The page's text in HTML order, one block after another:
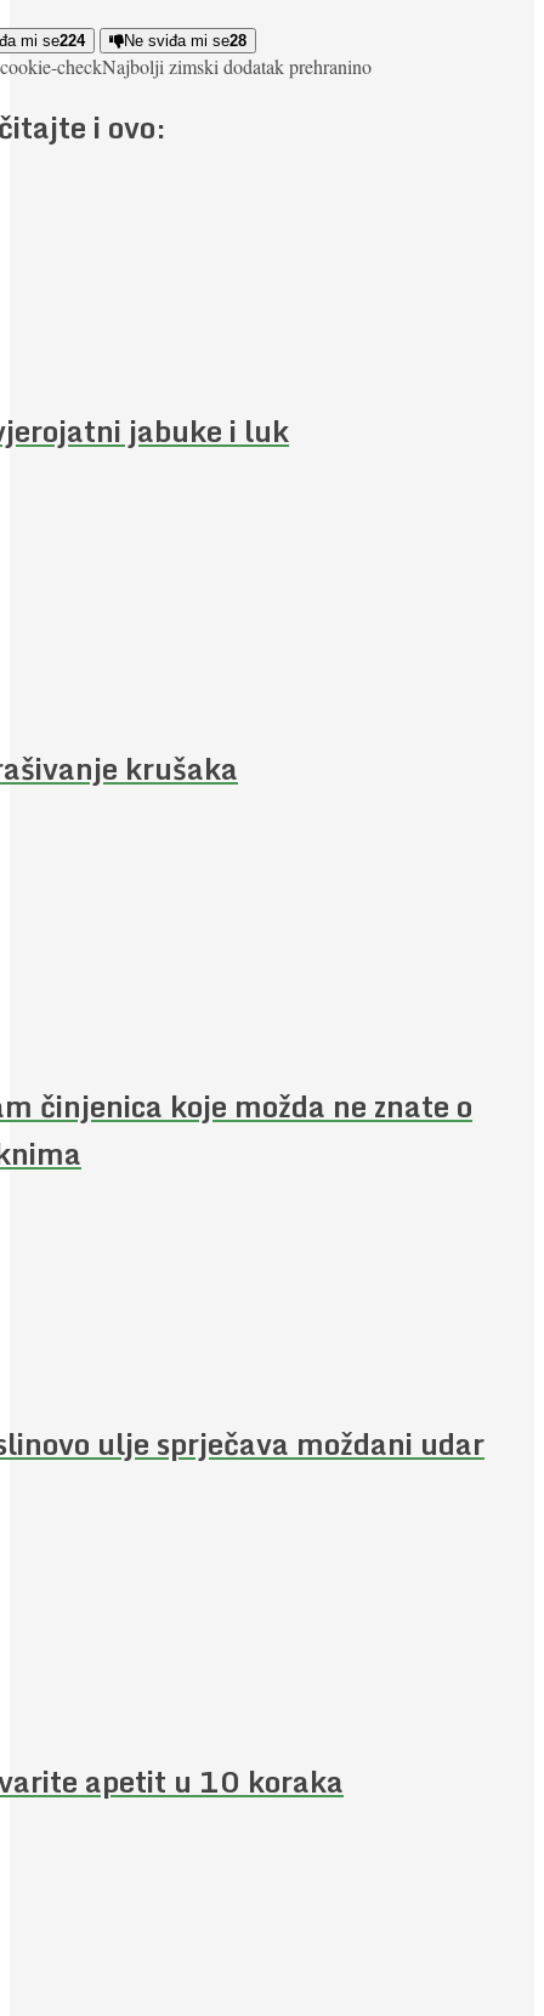
mi se224 Ne sviđa mi se28
cookie-checkNajbolji zimski dodatak prehranino
i ovo:
jabuke i luk
krušaka
činjenica koje možda ne znate o
ulje sprječava moždani udar
apetit u 10 koraka